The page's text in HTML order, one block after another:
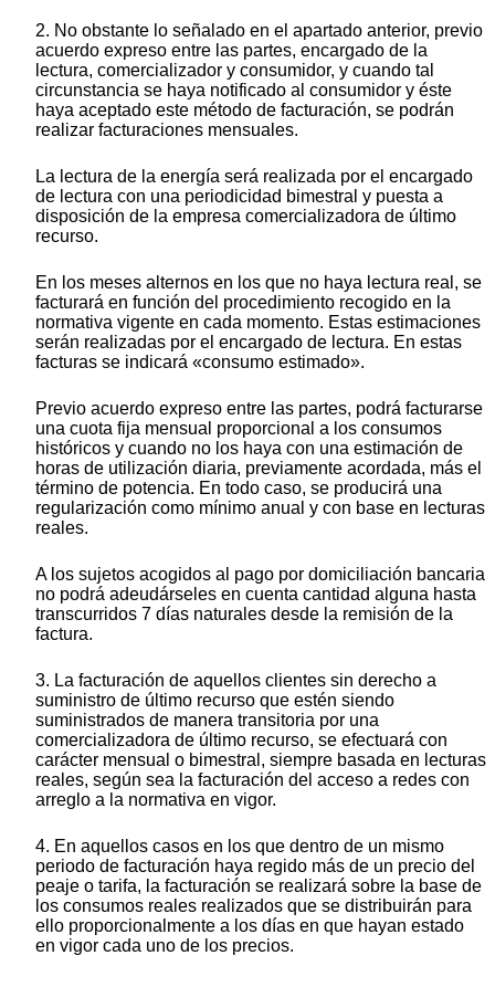
2. No obstante lo señalado en el apartado anterior, previo
acuerdo expreso entre las partes, encargado de la
lectura, comercializador y consumidor, y cuando tal
circunstancia se haya notificado al consumidor y éste
haya aceptado este método de facturación, se podrán
realizar facturaciones mensuales.
La lectura de la energía será realizada por el encargado
de lectura con una periodicidad bimestral y puesta a
disposición de la empresa comercializadora de último
recurso.
En los meses alternos en los que no haya lectura real, se
facturará en función del procedimiento recogido en la
normativa vigente en cada momento. Estas estimaciones
serán realizadas por el encargado de lectura. En estas
facturas se indicará «consumo estimado».
Previo acuerdo expreso entre las partes, podrá facturarse
una cuota fija mensual proporcional a los consumos
históricos y cuando no los haya con una estimación de
horas de utilización diaria, previamente acordada, más el
término de potencia. En todo caso, se producirá una
regularización como mínimo anual y con base en lecturas
reales.
A los sujetos acogidos al pago por domiciliación bancaria
no podrá adeudárseles en cuenta cantidad alguna hasta
transcurridos 7 días naturales desde la remisión de la
factura.
3. La facturación de aquellos clientes sin derecho a
suministro de último recurso que estén siendo
suministrados de manera transitoria por una
comercializadora de último recurso, se efectuará con
carácter mensual o bimestral, siempre basada en lecturas
reales, según sea la facturación del acceso a redes con
arreglo a la normativa en vigor.
4. En aquellos casos en los que dentro de un mismo
periodo de facturación haya regido más de un precio del
peaje o tarifa, la facturación se realizará sobre la base de
los consumos reales realizados que se distribuirán para
ello proporcionalmente a los días en que hayan estado
en vigor cada uno de los precios.